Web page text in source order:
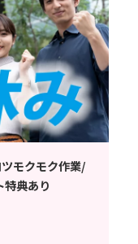
モクモク作業/
典あり